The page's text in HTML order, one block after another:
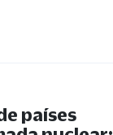
países